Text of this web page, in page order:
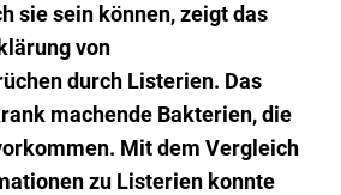
sie sein können, zeigt das
von
durch Listerien. Das
machende Bakterien, die
Mit dem Vergleich
zu Listerien konnte